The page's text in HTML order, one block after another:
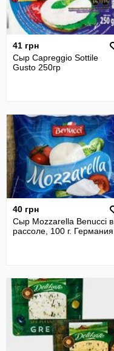
41 грн
Сыр Capreggio Sottile
Gusto 250гр
40 грн
Сыр Mozzarella Benucci в
рассоле, 100 г. Германия